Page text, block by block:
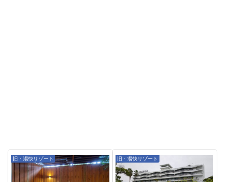
旧・湯快リゾート 旧・湯快リゾート